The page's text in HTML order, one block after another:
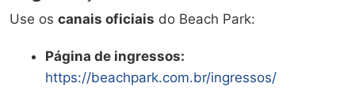
Use os canais oficiais do Beach Park:
Página de ingressos:
https://beachpark.com.br/ingressos/